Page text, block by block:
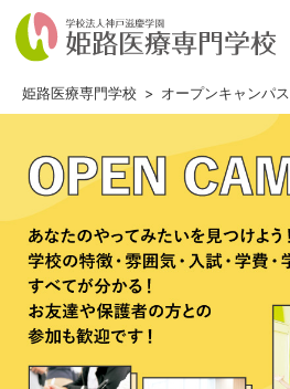
姫路医療専門学校 > オープンキャンパス